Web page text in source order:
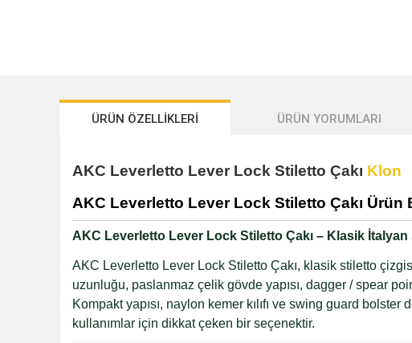
ÜRÜN ÖZELLİKLERİ ÜRÜN YORUMLARI
AKC Leverletto Lever Lock Stiletto Çakı Klon
AKC Leverletto Lever Lock Stiletto Çakı Ürün
AKC Leverletto Lever Lock Stiletto Çakı – Klasik
AKC Leverletto Lever Lock Stiletto Çakı, klasik stiletto
uzunluğu, paslanmaz çelik gövde yapısı, dagger / spear
Kompakt yapısı, naylon kemer kılıfı ve swing guard
kullanımlar için dikkat çeken bir seçenektir.